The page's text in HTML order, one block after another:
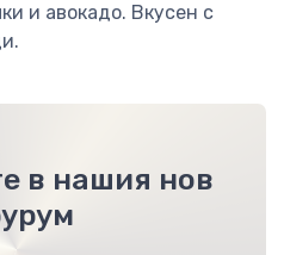
и авокадо. Вкусен с
в нашия нов